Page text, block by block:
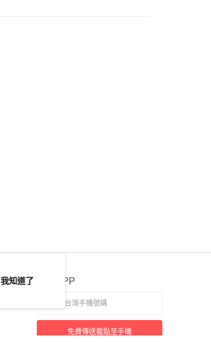
官方APP
免費傳送載點至手機
我知道了